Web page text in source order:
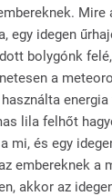
Mire
egy idegen
bolygónk
a
lila felhőt
mi, és egy
embereknek a
akkor az